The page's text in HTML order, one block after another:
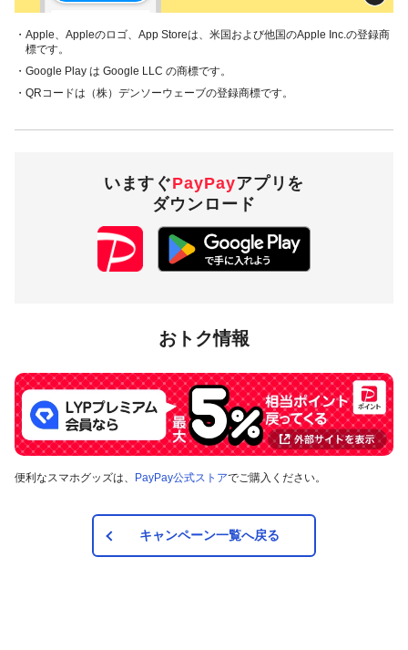
他のお支払方法は対象外です。
キャンペーンの適用について
「概要」欄記載の対象の取引以外の取引には適用されま
本キャンペーン、PayPay利用特典及びPayPay株式会社
が同時開催する他の総付キャンペーンの中で、付与され
るPayPayボーナスの額が最大となるものが適用されま
本キャンペーンが適用される場合に、同時開催する他の
総付キャンペーンの適用条件を満たすときにはそれらも
ナスの付与率は、合計で支払額の66.5％が上限です（仮
にそれぞれ適用すると合計66.5％を超える場合は、本キ
ャンペーンによる付与分が縮減されます）。ただし、上
記上限は、マイナポイント付与期間中（2020年9月1日～
2022年3月31日）のお支払いに適用されるものであり、
2022年4月1日以降は変更予定です。
・Apple、Appleのロゴ、App Storeは、米国および他国のApple Inc.の登録商
標です。
・Google Play は Google LLC の商標です。
・QRコードは（株）デンソーウェーブの登録商標です。
いますぐPayPayアプリを
ダウンロード
おトク情報
便利なスマホグッズは、 PayPay公式ストアでご購入ください。
キャンペーン一覧へ戻る